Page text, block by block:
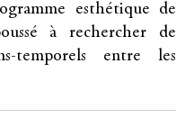
esthétique de
à rechercher de
temporels entre les